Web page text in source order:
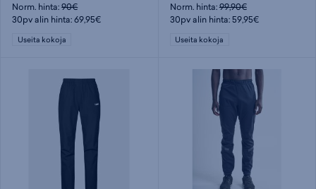
Norm. hinta:90€
30pv alin hinta: 69,95€
Useita kokoja
Norm. hinta:99,90€
30pv alin hinta: 59,95€
Useita kokoja